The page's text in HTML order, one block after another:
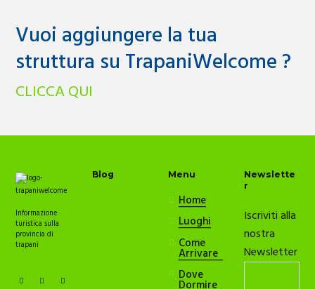
Vuoi aggiungere la tua
struttura su TrapaniWelcome ?
CLICCA QUI
Informazione
turistica sulla
provincia di
trapani
Blog Menu
Home
Luoghi
Come
Arrivare
Dove
Dormire
Newslette
r
Iscriviti alla
nostra
Newsletter